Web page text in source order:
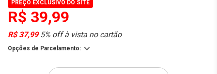
PREÇO EXCLUSIVO DO SITE
R$ 39,99
R$ 37,995% off à vista no cartão
Opções de Parcelamento: